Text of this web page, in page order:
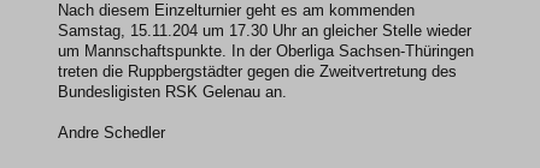
Nach diesem Einzelturnier geht es am kommenden
Samstag, 15.11.204 um 17.30 Uhr an gleicher Stelle wieder
um Mannschaftspunkte. In der Oberliga Sachsen-Thüringen
treten die Ruppbergstädter gegen die Zweitvertretung des
Bundesligisten RSK Gelenau an.
Andre Schedler